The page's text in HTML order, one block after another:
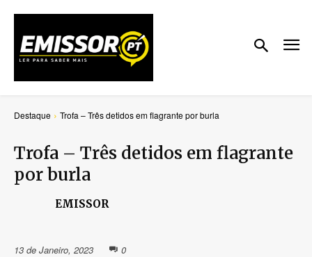
Destaque Trofa – Três detidos em flagrante por burla
Trofa – Três detidos em flagrante
por burla
EMISSOR
13 de Janeiro, 2023 0